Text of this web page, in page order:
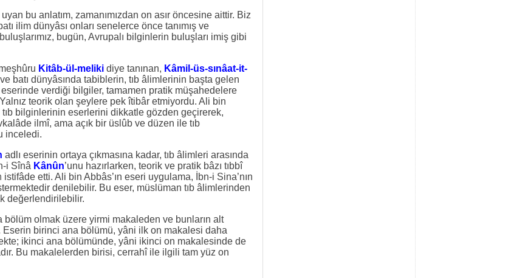
bu anlatım, zamanımızdan on asır öncesine aittir. Biz
ilim dünyâsı onları senelerce önce tanımış ve
bugün, Avrupalı bilginlerin buluşları imiş gibi
Kitâb-ül-meliki diye tanınan, Kâmil-üs-sınâat-it-
batı dünyâsında tabiblerin, tıb âlimlerinin başta gelen
verdiği bilgiler, tamamen pratik müşahedelere
teorik olan şeylere pek îtibâr etmiyordu. Ali bin
bilginlerinin eserlerini dikkatle gözden geçirerek,
ilmî, ama açık bir üslûb ve düzen ile tıb
inceledi.
adlı eserinin ortaya çıkmasına kadar, tıb âlimleri arasında
i Sînâ Kânûn’unu hazırlarken, teorik ve pratik bâzı tıbbî
etti. Ali bin Abbâs’ın eseri uygulama, İbn-i Sina’nın
denilebilir. Bu eser, müslüman tıb âlimlerinden
değerlendirilebilir.
bölüm olmak üzere yirmi makaleden ve bunların alt
birinci ana bölümü, yâni ilk on makalesi daha
ikinci ana bölümünde, yâni ikinci on makalesinde de
Bu makalelerden birisi, cerrahî ile ilgili tam yüz on